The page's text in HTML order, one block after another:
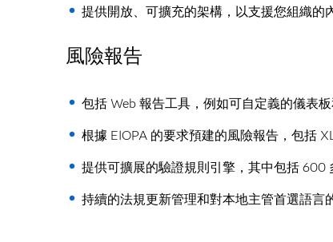
提供開放、可擴充的架構，以支援您組織的
風險報告
包括 Web 報告工具，例如可自定義的儀表板
根據 EIOPA 的要求預建的風險報告，包括
提供可擴展的驗證規則引擎，其中包括 600
持續的法規更新管理和對本地主管首選語言